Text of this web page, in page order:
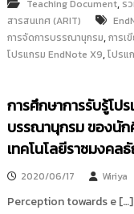
p
o
s
o
r
y
ค
ลั
ม
ง
ค
ล
รี
Teaching Document, ร
สารสนเทศ (ARIT)
การจัดการบรรณานุกรม,การเ
โปรแกรม EndNote X9,โปรแ
การศึกษาการรับรู้โป
บรรณานุกรม ของนั
เทคโนโลยีราชมงคล
2020/06/17 Wiriya
Perception towards e […]